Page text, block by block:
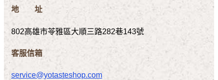
地 址
802高雄市苓雅區大順三路282巷143號
客服信箱
service@yotasteshop.com